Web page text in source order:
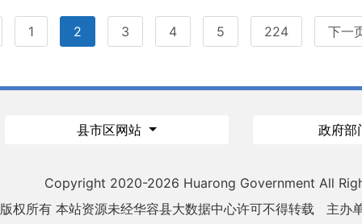
1 2 3 4 5 224 下一
县市区网站 政府部
Copyright 2020-2026 Huarong Government All
版权所有 本站资源未经华容县大数据中心许可不得转载
主办